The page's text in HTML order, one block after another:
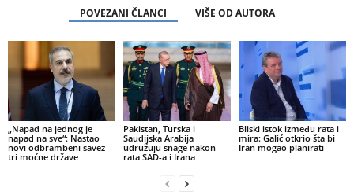
POVEZANI ČLANCI VIŠE OD AUTORA
„Napad na jednog je
napad na sve“: Nastao
novi odbrambeni savez
tri moćne države
Pakistan, Turska i
Saudijska Arabija
udružuju snage nakon
rata SAD-a i Irana
Bliski istok između rata i
mira: Galić otkrio šta bi
Iran mogao planirati